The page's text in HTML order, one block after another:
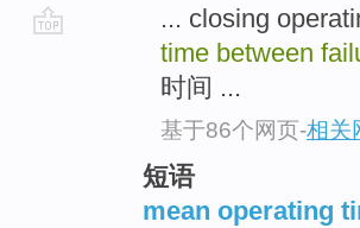
... closing
time between
时间 ...
基于86个网页-相关
短语
mean operating